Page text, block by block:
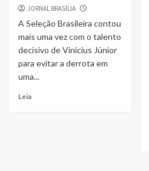
JORNAL BRASÍLIA
A Seleção Brasileira contou
mais uma vez com o talento
decisivo de Vinícius Júnior
para evitar a derrota em
uma...
Leia